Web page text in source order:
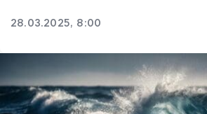
28.03.2025, 8:00